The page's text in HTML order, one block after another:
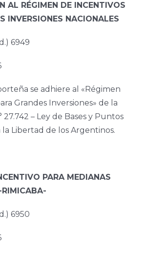
AL RÉGIMEN DE INCENTIVOS
INVERSIONES NACIONALES
6949
se adhiere al «Régimen
Grandes Inversiones» de la
27.742 – Ley de Bases y Puntos
Libertad de los Argentinos.
PARA MEDIANAS
RIMICABA-
6950